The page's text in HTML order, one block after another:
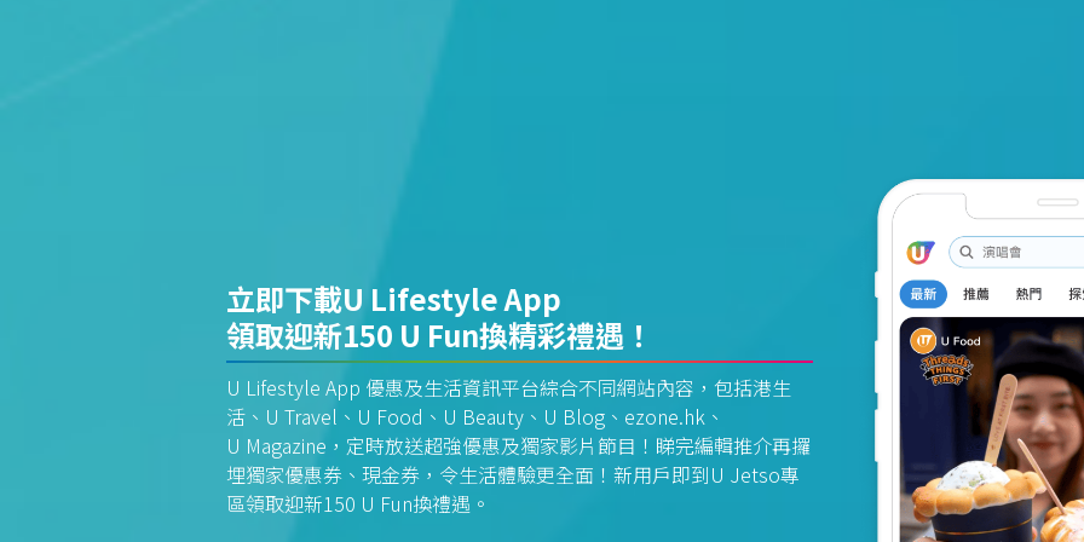
立即下載U Lifestyle App
領取迎新150 U Fun換精彩禮遇！
U Lifestyle App 優惠及生活資訊平台綜合不同網站內容，包括港生
活、U Travel、U Food、U Beauty、U Blog、ezone.hk、
U Magazine，定時放送超強優惠及獨家影片節目！睇完編輯推介再攞
埋獨家優惠券、現金券，令生活體驗更全面！新用戶即到U Jetso專
區領取迎新150 U Fun換禮遇。